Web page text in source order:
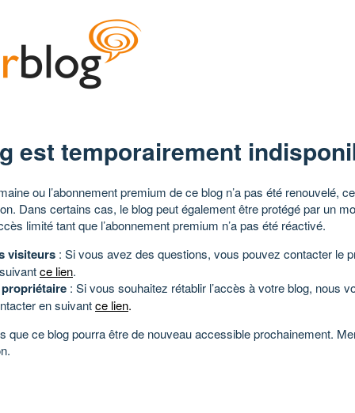
est temporairement
ou l’abonnement premium de ce blog n’a pas été renouvelé,
Dans certains cas, le blog peut également être protégé par un
limité tant que l’abonnement premium n’a pas été réactivé.
visiteurs : Si vous avez des questions, vous pouvez contacter le
ce lien.
: Si vous souhaitez rétablir l’accès à votre blog, nous
en suivantce lien.
que ce blog pourra être de nouveau accessible prochainement.